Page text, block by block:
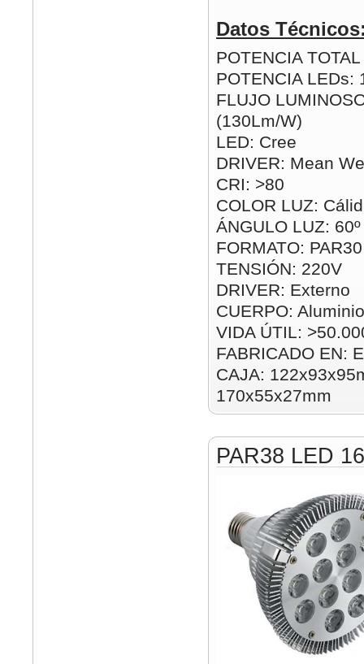
Datos
POTENCIA
POTENCIA LEDs:
FLUJO
(130Lm/W)
LED: Cree
DRIVER: Mean
CRI: >80
COLOR LUZ:
ÁNGULO LUZ: 60º
FORMATO:
TENSIÓN: 220V
DRIVER: Externo
CUERPO: Aluminio
VIDA ÚTIL:
FABRICADO EN:
CAJA:
170x55x27mm
PAR38 LED